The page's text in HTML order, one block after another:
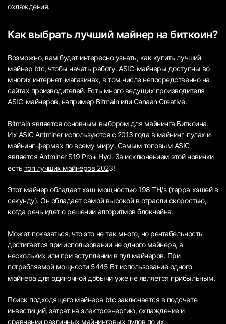
охлаждения.
Как выбрать лучший майнер на биткоин?
Возможно, вам будет интересно узнать, как купить лучший
майнер btc, чтобы начать работу. ASIC-майнеры доступны во
многих интернет-магазинах, в том числе непосредственно на
сайтах производителей. Есть много ведущих производителя
ASIC-майнеров, например Bitmain или Canaan Creative.
Bitmain является основным выбором для майнинга Биткоина.
Их ASIC Antminer используются с 2013 года в майнинг-пулах и
майнинг-фермах по всему миру. Самым топовым ASIC
является Antminer S19 Pro+ Hyd. За исключением этой новинки
есть топ лучших майнеров 2023!
Этот майнер обладает хэш-мощностью 198 TH/s (терра хэшей в
секунду). Он обладает самой высокой в отрасли скоростью,
когда речь идет о решении алгоритмов блокчейна.
Может показаться, что это не так много, но рентабельность
достигается при использовании не одного майнера, а
нескольких или при вступлении в пул майнеров. При
потребляемой мощности 5445 Вт использование одного
майнера для одиночной добычи уже не является прибыльным.
Поиск подходящего майнера btc заключается в подсчете
инвестиций, затрат на электроэнергию, охлаждение и
сравнении различных майнинговых пулов по их